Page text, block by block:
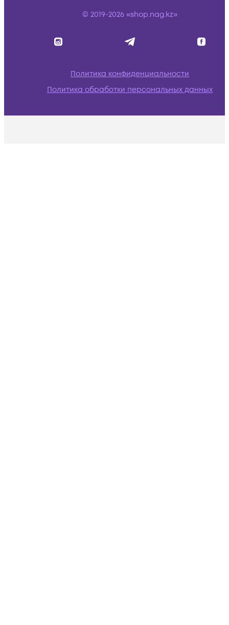
© 2019-2026 «shop.nag.kz»
Политика конфиденциальности
Политика обработки персональных данных